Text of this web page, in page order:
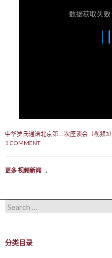
中华罗氏通谱北京第二次座谈会（视频3）
1 COMMENT
更多 视频新闻 →
Search for:
分类目录